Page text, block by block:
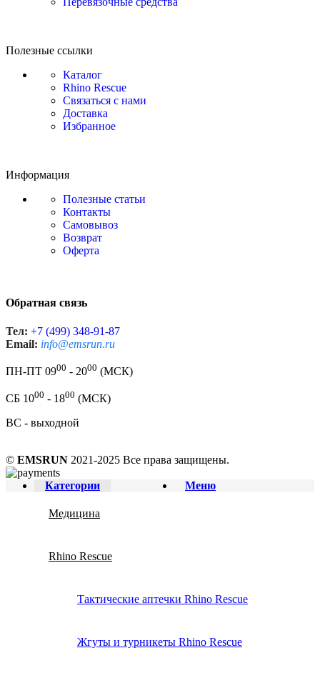
Полезные ссылки
Каталог
Rhino Rescue
Связаться с нами
Доставка
Избранное
Информация
Полезные статьи
Контакты
Самовывоз
Возврат
Оферта
Обратная связь
Тел: +7 (499) 348-91-87
Email: info@emsrun.ru
ПН-ПТ 0900 - 2000 (МСК)
СБ 1000 - 1800 (МСК)
ВС - выходной
© EMSRUN 2021-2025 Все права защищены.
Меню
Категории
Медицина
Rhino Rescue
Тактические аптечки Rhino Rescue
Жгуты и турникеты Rhino Rescue